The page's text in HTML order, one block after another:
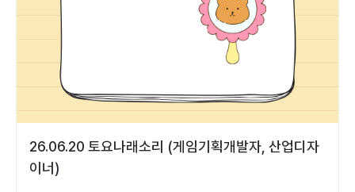
26.06.20 토요나래소리 (게임기획개발자, 산업디자
이너)